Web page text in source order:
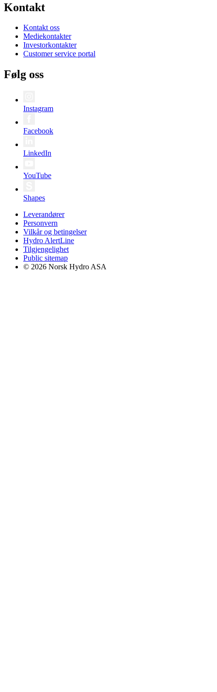
Kontakt
Kontakt oss
Mediekontakter
Investorkontakter
Customer service portal
Følg oss
Instagram
Facebook
LinkedIn
YouTube
Shapes
Leverandører
Personvern
Vilkår og betingelser
Hydro AlertLine
Tilgjengelighet
Public sitemap
© 2026 Norsk Hydro ASA